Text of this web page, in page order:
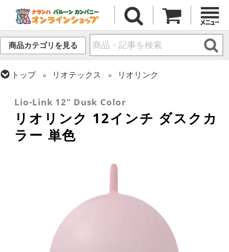
商品カテゴリを見る
トップ リオテックス
リオリンク
Lio-Link 12" Dusk Color
リオリンク 12インチ ダスクカ
ラー 単色